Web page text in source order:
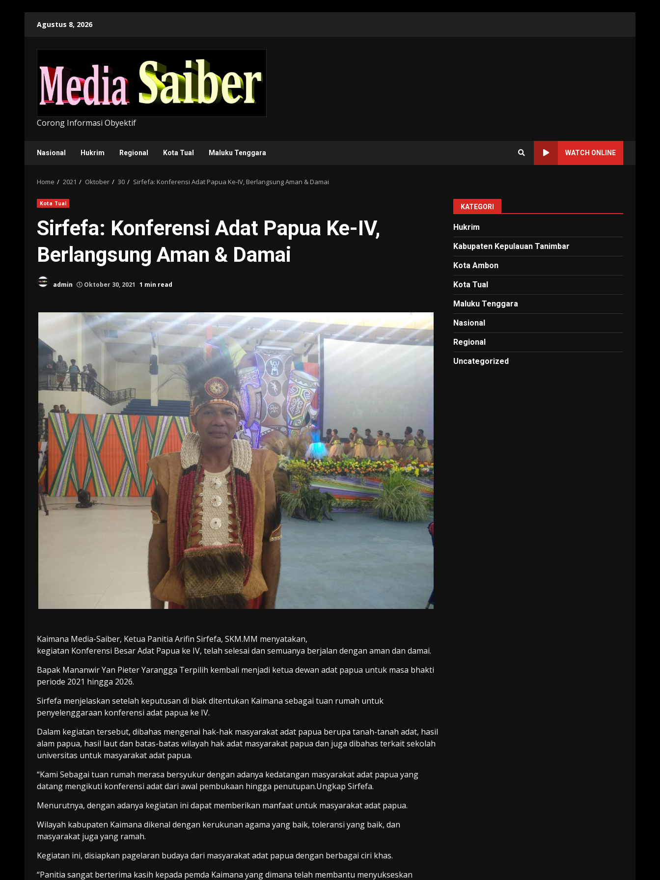
Agustus 8, 2026
Corong Informasi Obyektif
Nasional Hukrim Regional Kota Tual Maluku Tenggara WATCH ONLINE
Home 2021 Oktober 30 Sirfefa: Konferensi Adat Papua Ke-IV, Berlangsung Aman & Damai
Kota Tual
Sirfefa: Konferensi Adat Papua Ke-IV,
Berlangsung Aman & Damai
admin Oktober 30, 2021 1 min read
Kaimana Media-Saiber, Ketua Panitia Arifin Sirfefa, SKM.MM menyatakan,
kegiatan Konferensi Besar Adat Papua ke IV, telah selesai dan semuanya berjalan dengan aman dan damai.
Bapak Mananwir Yan Pieter Yarangga Terpilih kembali menjadi ketua dewan adat papua untuk masa bhakti
periode 2021 hingga 2026.
Sirfefa menjelaskan setelah keputusan di biak ditentukan Kaimana sebagai tuan rumah untuk
penyelenggaraan konferensi adat papua ke IV.
Dalam kegiatan tersebut, dibahas mengenai hak-hak masyarakat adat papua berupa tanah-tanah adat, hasil
alam papua, hasil laut dan batas-batas wilayah hak adat masyarakat papua dan juga dibahas terkait sekolah
universitas untuk masyarakat adat papua.
“Kami Sebagai tuan rumah merasa bersyukur dengan adanya kedatangan masyarakat adat papua yang
datang mengikuti konferensi adat dari awal pembukaan hingga penutupan.Ungkap Sirfefa.
Menurutnya, dengan adanya kegiatan ini dapat memberikan manfaat untuk masyarakat adat papua.
Wilayah kabupaten Kaimana dikenal dengan kerukunan agama yang baik, toleransi yang baik, dan
masyarakat juga yang ramah.
Kegiatan ini, disiapkan pagelaran budaya dari masyarakat adat papua dengan berbagai ciri khas.
“Panitia sangat berterima kasih kepada pemda Kaimana yang dimana telah membantu menyukseskan
KATEGORI
Hukrim
Kabupaten Kepulauan Tanimbar
Kota Ambon
Kota Tual
Maluku Tenggara
Nasional
Regional
Uncategorized